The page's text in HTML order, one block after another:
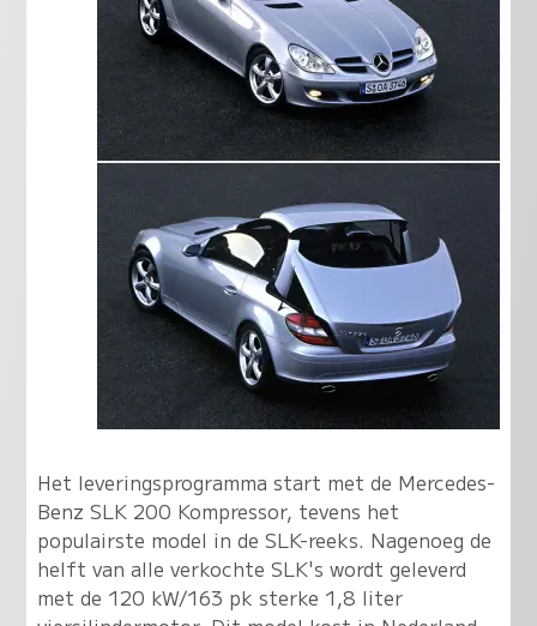
Het leveringsprogramma start met de Mercedes-
Benz SLK 200 Kompressor, tevens het
populairste model in de SLK-reeks. Nagenoeg de
helft van alle verkochte SLK's wordt geleverd
met de 120 kW/163 pk sterke 1,8 liter